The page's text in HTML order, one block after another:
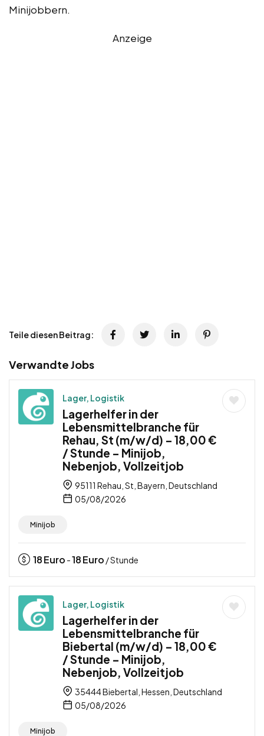
Minijobbern.
Anzeige
Teile diesen Beitrag:
Verwandte Jobs
Lager, Logistik
Lagerhelfer in der
Lebensmittelbranche für
Rehau, St (m/w/d) – 18,00 €
/ Stunde – Minijob,
Nebenjob, Vollzeitjob
95111 Rehau, St, Bayern, Deutschland
05/08/2026
Minijob
18Euro -18Euro / Stunde
Lager, Logistik
Lagerhelfer in der
Lebensmittelbranche für
Biebertal (m/w/d) – 18,00 €
/ Stunde – Minijob,
Nebenjob, Vollzeitjob
35444 Biebertal, Hessen, Deutschland
05/08/2026
Minijob